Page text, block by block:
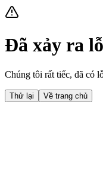
Đã xảy ra
Chúng tôi rất tiếc, đã có
Thử lại Về trang chủ